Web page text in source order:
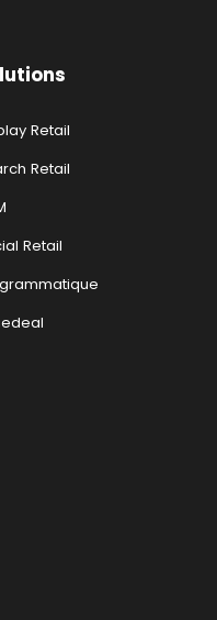
Retail
Retail
Retail